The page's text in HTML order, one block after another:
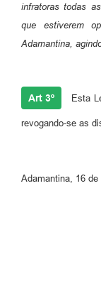
infratoras todas
que estiverem
Adamantina,
Art 3º Esta
revogando-se as
Adamantina, 16 de